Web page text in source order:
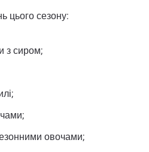
цього сезону:
з сиром;
овочами;